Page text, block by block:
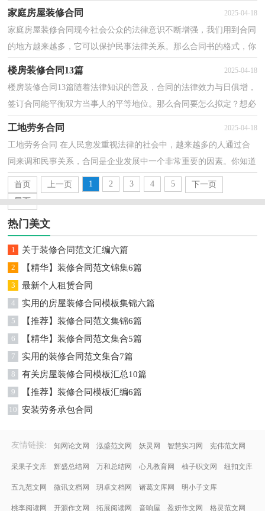
大家知道正规的合同书怎么写吗？以下是小编精心整...
家庭房屋装修合同 2025-04-18
家庭房屋装修合同现今社会公众的法律意识不断增强，我们用到合同
的地方越来越多，它可以保护民事法律关系。那么合同书的格式，你
掌握了吗？下面是小编帮大家整理的家庭房屋装修合同...
楼房装修合同13篇 2025-04-18
楼房装修合同13篇随着法律知识的普及，合同的法律效力与日俱增，
签订合同能平衡双方当事人的平等地位。那么合同要怎么拟定？想必
工地劳务合同 2025-04-18
工地劳务合同 在人民愈发重视法律的社会中，越来越多的人通过合
同来调和民事关系，合同是企业发展中一个非常重要的因素。你知道
合同的主要内容是什么吗？以下是小编帮大家整理的...
首页 上一页 1 2 3 4 5
下一页
尾页
热门美文
1 关于装修合同范文汇编六篇
2 【精华】装修合同范文锦集6篇
3 最新个人租赁合同
4 实用的房屋装修合同模板集锦六篇
5 【推荐】装修合同范文集锦6篇
6 【精华】装修合同范文集合5篇
7 实用的装修合同范文集合7篇
8 有关房屋装修合同模板汇总10篇
9 【推荐】装修合同模板汇编6篇
10 安装劳务承包合同
友情链接: 知网论文网 泓盛范文网 妖灵网 智慧实习网 宪伟范文网
采果子文库 辉盛总结网 万和总结网 心凡教育网 柚子职文网 纽扣文库
五九范文网 微讯文档网 玥卓文档网 诸葛文库网 明小子文库
桃李阅读网 开源作文网 拓展阅读网 音响屋 盈妍作文网 格灵范文网